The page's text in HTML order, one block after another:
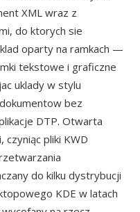
XML wraz z
do ktorych sie
oparty na ramkach —
tekstowe i graficzne
uklady w stylu
bez
DTP. Otwarta
pliki KWD
do kilku dystrybucji
KDE w latach